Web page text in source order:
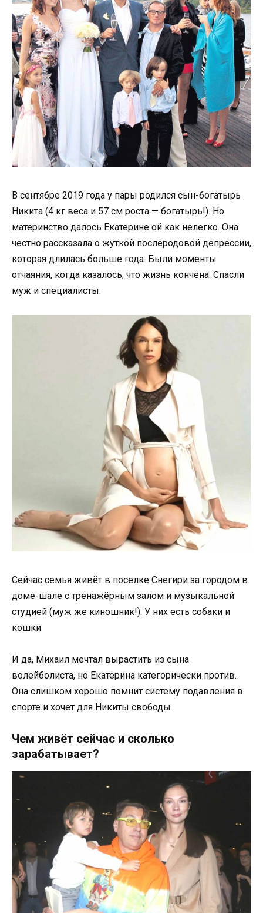
В сентябре 2019 года у пары родился сын-богатырь
Никита (4 кг веса и 57 см роста — богатырь!). Но
материнство далось Екатерине ой как нелегко. Она
честно рассказала о жуткой послеродовой депрессии,
которая длилась больше года. Были моменты
отчаяния, когда казалось, что жизнь кончена. Спасли
муж и специалисты.
Сейчас семья живёт в поселке Снегири за городом в
доме-шале с тренажёрным залом и музыкальной
студией (муж же киношник!). У них есть собаки и
кошки.
И да, Михаил мечтал вырастить из сына
волейболиста, но Екатерина категорически против.
Она слишком хорошо помнит систему подавления в
спорте и хочет для Никиты свободы.
Чем живёт сейчас и сколько
зарабатывает?